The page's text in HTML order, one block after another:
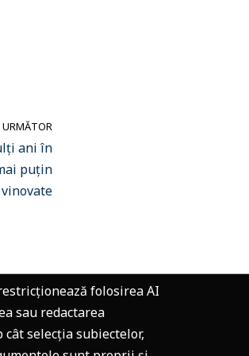
URMĂTOR
ani în
puțin
vinovate
folosirea AI
sau redactarea
selecția subiectelor,